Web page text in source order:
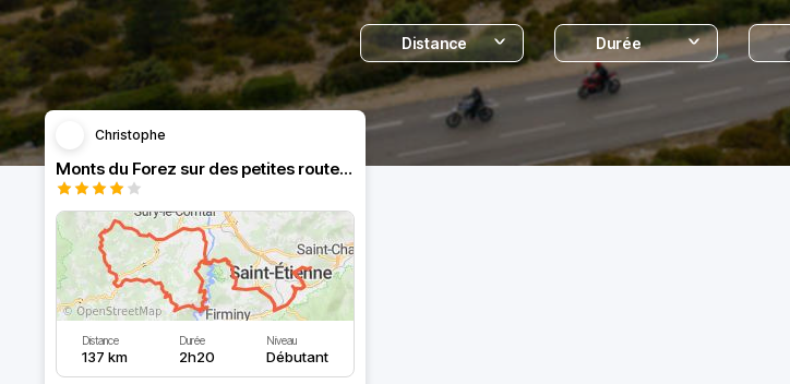
Distance Durée
Christophe
Monts du Forez sur des petites routes très sympa
Distance
137 km
Durée
2h20
Niveau
Débutant